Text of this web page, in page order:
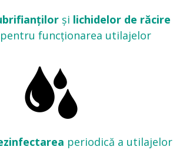
și lichidelor de răcire
pentru funcționarea utilajelor
periodică a utilajelor